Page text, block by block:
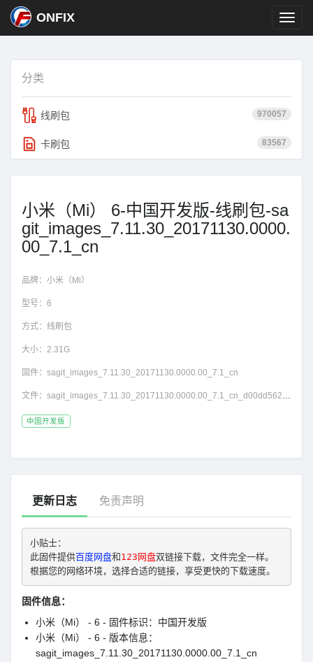
ONFIX
分类
970057
线刷包
83567
卡刷包
小米（Mi） 6-中国开发版-线刷包-sa
git_images_7.11.30_20171130.0000.
00_7.1_cn
品牌： 小米（Mi）
型号： 6
方式： 线刷包
大小： 2.31G
固件： sagit_images_7.11.30_20171130.0000.00_7.1_cn
文件： sagit_images_7.11.30_20171130.0000.00_7.1_cn_d00dd5626e.tgz
中国开发版
更新日志 免责声明
小贴士：
此固件提供百度网盘和123网盘双链接下载，文件完全一样。
根据您的网络环境，选择合适的链接，享受更快的下载速度。
固件信息：
小米（Mi） - 6 - 固件标识：中国开发版
小米（Mi） - 6 - 版本信息：
sagit_images_7.11.30_20171130.0000.00_7.1_cn